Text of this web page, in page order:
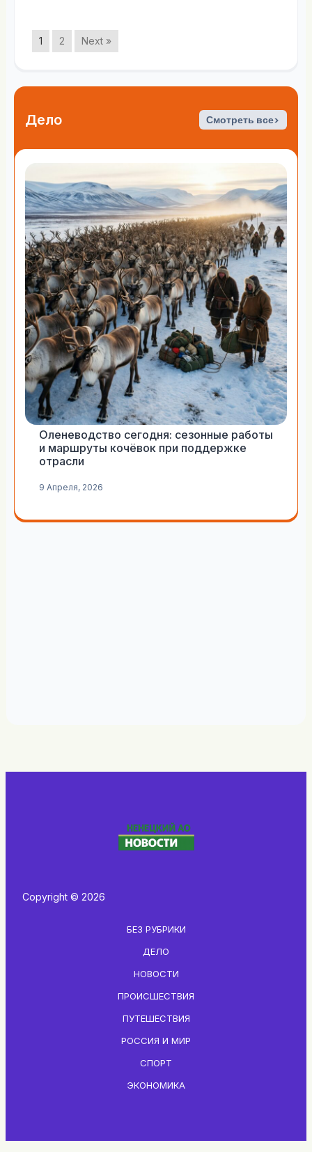
1 2 Next »
Дело Смотреть все>
Оленеводство сегодня: сезонные работы
и маршруты кочёвок при поддержке
отрасли
9 Апреля, 2026
Copyright © 2026
БЕЗ РУБРИКИ
ДЕЛО
НОВОСТИ
ПРОИСШЕСТВИЯ
ПУТЕШЕСТВИЯ
РОССИЯ И МИР
СПОРТ
ЭКОНОМИКА